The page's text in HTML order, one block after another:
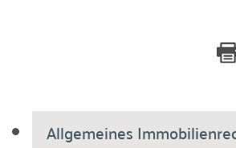
Allgemeines